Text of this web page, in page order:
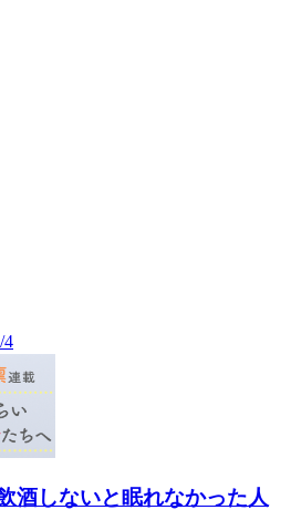
4
酒しないと眠れなかった人